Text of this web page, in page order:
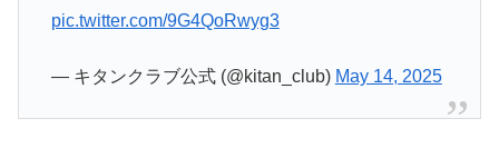
pic.twitter.com/9G4QoRwyg3
— キタンクラブ公式 (@kitan_club) May 14, 2025